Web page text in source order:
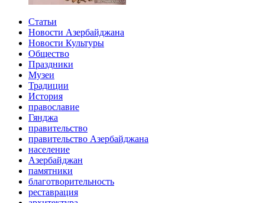
Статьи
Новости Азербайджана
Новости Культуры
Общество
Праздники
Музеи
Традиции
История
православие
Гянджа
правительство
правительство Азербайджана
население
Азербайджан
памятники
благотворительность
реставрация